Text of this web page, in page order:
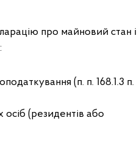
про майновий стан і
(п. п. 168.1.3 п.
(резидентів або